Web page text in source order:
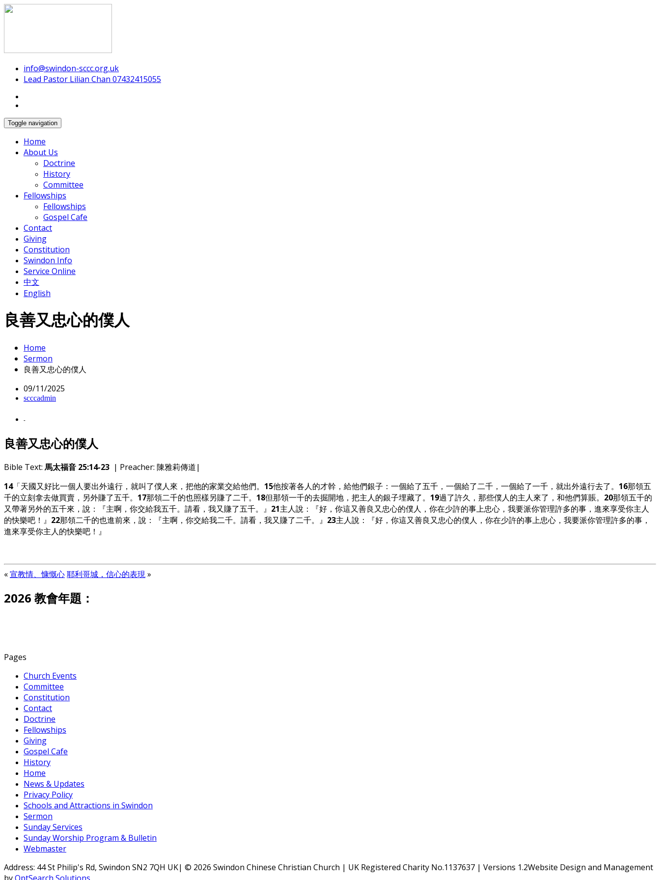
Swindon Chinese Christian Church
info@swindon-sccc.org.uk
Lead Pastor Lilian Chan 07432415055
Toggle navigation
Home
About Us
Doctrine
History
Committee
Fellowships
Fellowships
Gospel Cafe
Contact
Giving
Constitution
Swindon Info
Service Online
中文
English
良善又忠心的僕人
Home
Sermon
良善又忠心的僕人
09/11/2025
scccadmin
-
良善又忠心的僕人
Bible Text: 馬太福音 25:14-23 | Preacher: 陳雅莉傳道|
14「天國又好比一個人要出外遠行，就叫了僕人來，把他的家業交給他們。 15他按著各人的才幹，給他們銀子：一個給了五千，一個給了二千，一個給了一千，就出外遠行去了。 16那領五
千的立刻拿去做買賣，另外賺了五千。 17那領二千的也照樣另賺了二千。 18但那領一千的去掘開地，把主人的銀子埋藏了。 19過了許久，那些僕人的主人來了，和他們算賬。 20那領五千的
又帶著另外的五千來，說：『主啊，你交給我五千。請看，我又賺了五千。』 21主人說：『好，你這又善良又忠心的僕人，你在少許的事上忠心，我要派你管理許多的事，進來享受你主人
的快樂吧！』 22那領二千的也進前來，說：『主啊，你交給我二千。請看，我又賺了二千。』 23主人說：『好，你這又善良又忠心的僕人，你在少許的事上忠心，我要派你管理許多的事，
進來享受你主人的快樂吧！』
«宣教情、慷慨心耶利哥城，信心的表現»
2026 教會年題：
Pages
Church Events
Committee
Constitution
Contact
Doctrine
Fellowships
Giving
Gospel Cafe
History
Home
News & Updates
Privacy Policy
Schools and Attractions in Swindon
Sermon
Sunday Services
Sunday Worship Program & Bulletin
Webmaster
Address: 44 St Philip's Rd, Swindon SN2 7QH UK| © 2026 Swindon Chinese Christian Church | UK Registered Charity No.1137637 | Versions 1.2Website Design and Management
byOptSearch Solutions